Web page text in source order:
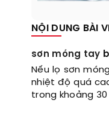
NỘI DUNG BÀI
sơn móng tay
Nếu lọ sơn
nhiệt độ quá
trong khoảng